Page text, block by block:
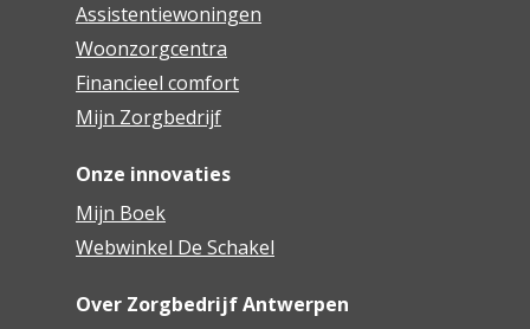
Assistentiewoningen
Woonzorgcentra
Financieel comfort
Mijn Zorgbedrijf
Onze innovaties
Mijn Boek
Webwinkel De Schakel
Over Zorgbedrijf Antwerpen